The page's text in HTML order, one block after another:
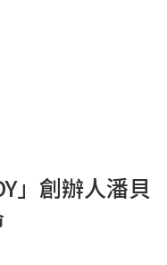
」創辦人潘貝